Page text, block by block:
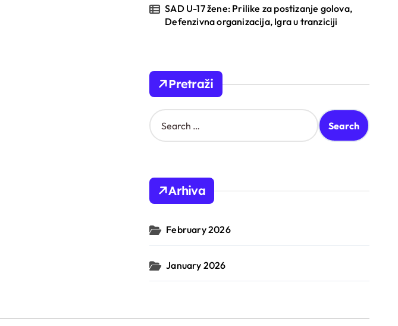
SAD U-17 žene: Prilike za postizanje golova,
Defenzivna organizacija, Igra u tranziciji
Pretraži
S
e
h
o
:
Arhiva
February 2026
January 2026